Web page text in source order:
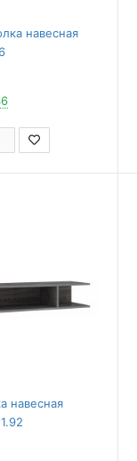
навесная
навесная